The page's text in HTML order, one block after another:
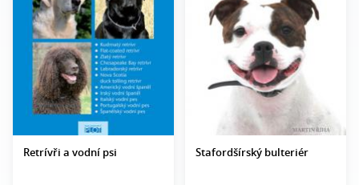
Retrívři a vodní psi
Formát:
A5
Vazba:
V8a (pevná)
Obrazová
část:
čb a barevné
fotografie
Datum
vydání:
9. 5. 2013
Stafordšírský bulteriér
Formát:
A5
Vazba:
V2 (brožovaná)
Obrazová část:
Barevné fotografie
Datum vydání:
27. 2. 2014